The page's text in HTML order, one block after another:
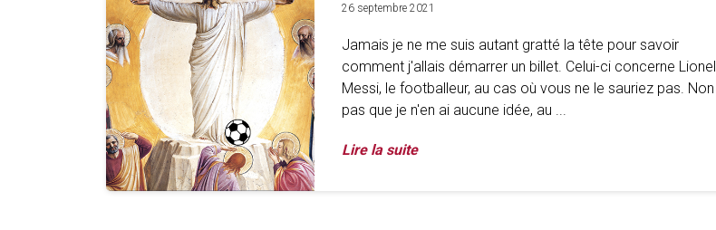
26 septembre 2021
Jamais je ne me suis autant gratté la tête pour savoir
comment j'allais démarrer un billet. Celui-ci concerne Lionel
Messi, le footballeur, au cas où vous ne le sauriez pas. Non
pas que je n'en ai aucune idée, au ...
Lire la suite